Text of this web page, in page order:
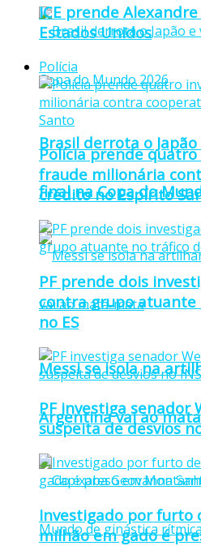
Brasil derrota o
final na Copa do
Messi se isola na
Argentina vai ao
ICE prende
Estados Unidos
Polícia
Polícia prende
fraude milionária
crédito no Espírito
PF prende dois
contra grupo atuante
no ES
PF investiga senador
suspeita de desvios
Investigado por furto
milhão em gado é